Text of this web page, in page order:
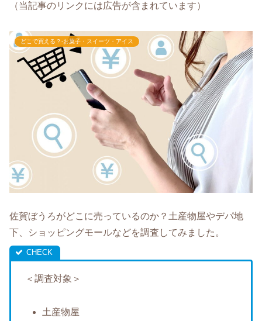
（当記事のリンクには広告が含まれています）
どこで買える？-お菓子・スイーツ・アイス
佐賀ぼうろがどこに売っているのか？土産物屋やデパ地
下、ショッピングモールなどを調査してみました。
＜調査対象＞
土産物屋